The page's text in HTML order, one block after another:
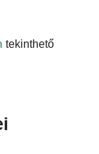
tekinthető